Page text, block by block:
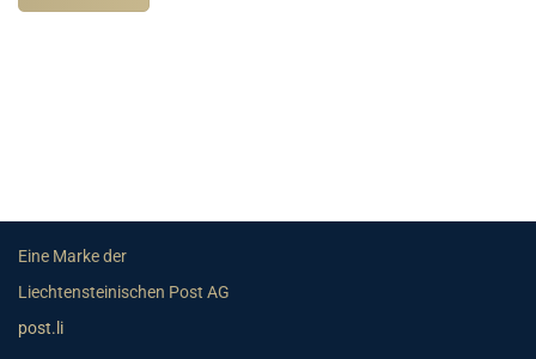
Eine Marke der
Liechtensteinischen Post AG
post.li